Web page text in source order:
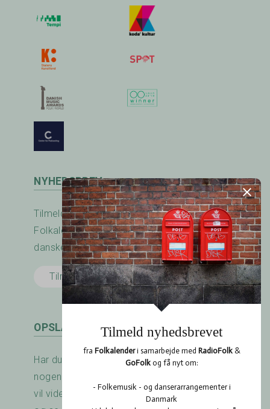
NYHEDSBREV
Tilmeld nyhedsbrevet fra RadioFolk.dk og
Folkalender.dk og modtag nyheder fra den
danske folkemusik - og dansescene.
Tilmeld her
OPSLAGSTAVLEN
Har du arrangeret en koncert? Savner du
nogen at spille med? Er der noget du gerne
vil vide? Brug RadioFolk.dk's Opslagstavle,